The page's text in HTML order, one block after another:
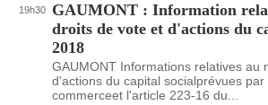
19h30
GAUMONT : Information
droits de vote et d'actions du
2018
GAUMONT Informations relatives au
d'actions du capital socialprévues
commerceet l'article 223-16 du...